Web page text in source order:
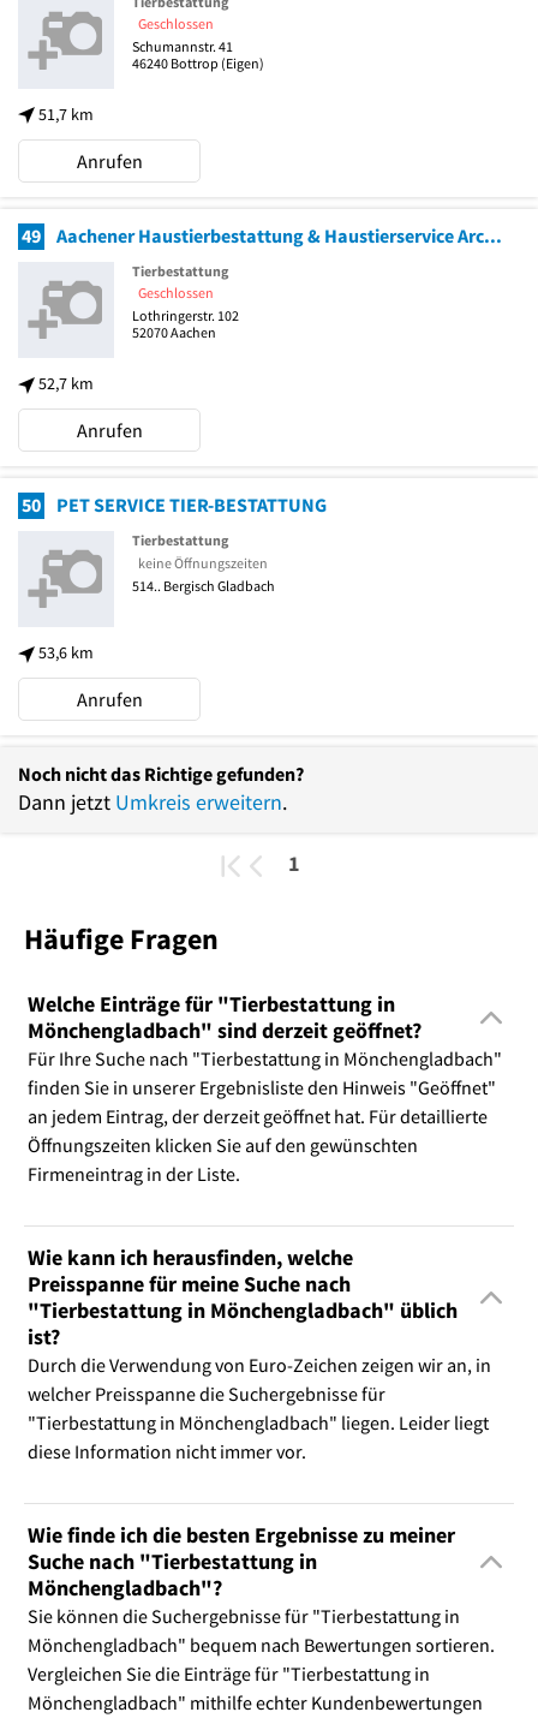
51,7 km
Geschlossen
Schumannstr. 41
46240 Bottrop (Eigen)
Anrufen
49 Aachener Haustierbestattung & Haustierservice Arche Noah Tierbestattung
52,7 km
Tierbestattung
Geschlossen
Lothringerstr. 102
52070Aachen
Anrufen
50 PET SERVICE TIER-BESTATTUNG
53,6 km
Tierbestattung
keine Öffnungszeiten
514.. Bergisch Gladbach
Anrufen
Noch nicht das Richtige gefunden?
Dann jetzt Umkreis erweitern.
1
Häufige Fragen
Welche Einträge für "Tierbestattung in
Mönchengladbach" sind derzeit geöffnet?
Für Ihre Suche nach "Tierbestattung in Mönchengladbach"
finden Sie in unserer Ergebnisliste den Hinweis "Geöffnet"
an jedem Eintrag, der derzeit geöffnet hat. Für detaillierte
Öffnungszeiten klicken Sie auf den gewünschten
Firmeneintrag in der Liste.
Wie kann ich herausfinden, welche
Preisspanne für meine Suche nach
"Tierbestattung in Mönchengladbach" üblich
ist?
Durch die Verwendung von Euro-Zeichen zeigen wir an, in
welcher Preisspanne die Suchergebnisse für
"Tierbestattung in Mönchengladbach" liegen. Leider liegt
diese Information nicht immer vor.
Wie finde ich die besten Ergebnisse zu meiner
Suche nach "Tierbestattung in
Mönchengladbach"?
Sie können die Suchergebnisse für "Tierbestattung in
Mönchengladbach" bequem nach Bewertungen sortieren.
Vergleichen Sie die Einträge für "Tierbestattung in
Mönchengladbach" mithilfe echter Kundenbewertungen